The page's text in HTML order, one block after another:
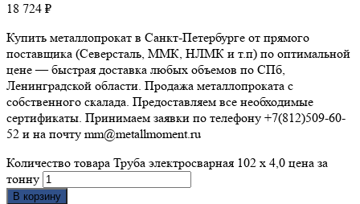
18 724 ₽
Купить металлопрокат в Санкт-Петербурге от прямого
поставщика (Северсталь, ММК, НЛМК и т.п) по оптимальной
цене — быстрая доставка любых объемов по СПб,
Ленинградской области. Продажа металлопроката с
собственного скалада. Предоставляем все необходимые
сертификаты. Принимаем заявки по телефону +7(812)509-60-
52 и на почту mm@metallmoment.ru
Количество товара Труба электросварная 102 х 4,0 цена за
тонну
В корзину